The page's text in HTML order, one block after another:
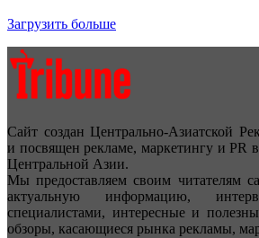
Загрузить больше
Сайт создан Центрально-Азиатской
и посвящен рекламе, маркетингу и PR
Центральной Азии.
Мы предоставляем своим читателям
актуальную информацию,
специалистами, интересные и
обзоры, касающиеся рынка рекламы,